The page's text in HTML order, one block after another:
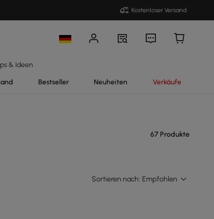
Kostenloser Versand
& Ideen
Bestseller Neuheiten Verkäufe
67 Produkte
Sortieren nach: Empfohlen